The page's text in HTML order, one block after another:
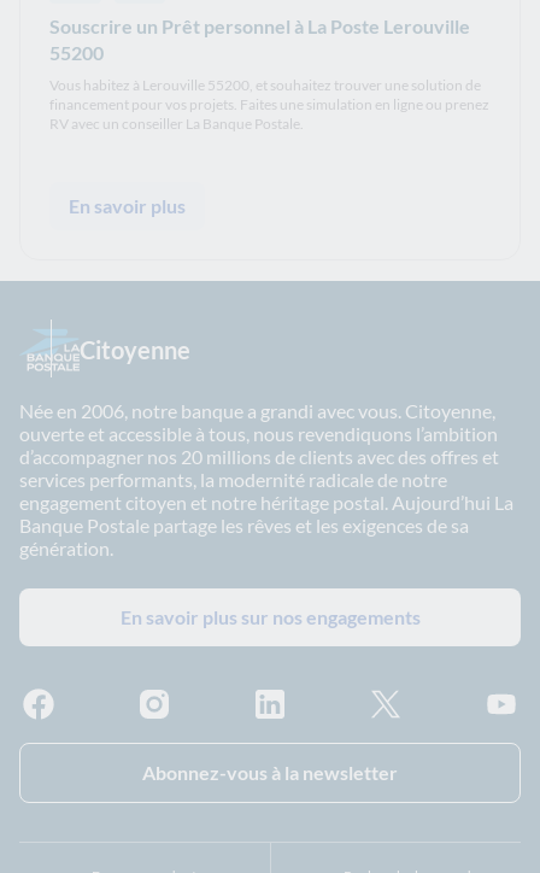
Souscrire un Prêt personnel à La Poste Lerouville
55200
Vous habitez à Lerouville 55200, et souhaitez trouver une solution de
financement pour vos projets. Faites une simulation en ligne ou prenez
RV avec un conseiller La Banque Postale.
En savoir plus
Citoyenne
Née en 2006, notre banque a grandi avec vous. Citoyenne,
ouverte et accessible à tous, nous revendiquons l’ambition
d’accompagner nos 20 millions de clients avec des offres et
services performants, la modernité radicale de notre
engagement citoyen et notre héritage postal. Aujourd’hui La
Banque Postale partage les rêves et les exigences de sa
génération.
En savoir plus sur nos engagements
Abonnez-vous à la newsletter